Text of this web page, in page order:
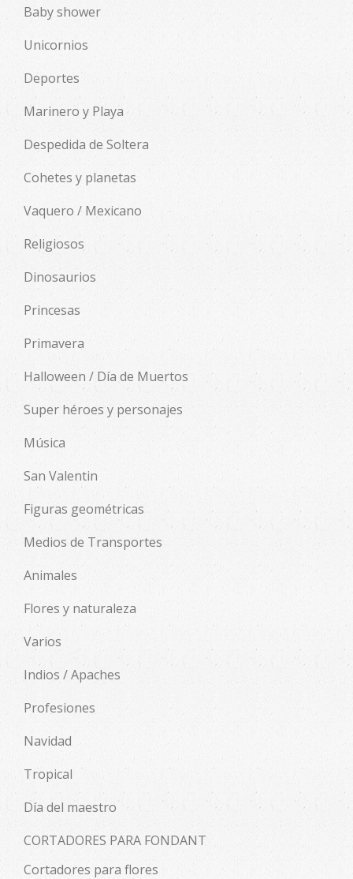
Baby shower
Unicornios
Deportes
Marinero y Playa
Despedida de Soltera
Cohetes y planetas
Vaquero / Mexicano
Religiosos
Dinosaurios
Princesas
Primavera
Halloween / Día de Muertos
Super héroes y personajes
Música
San Valentin
Figuras geométricas
Medios de Transportes
Animales
Flores y naturaleza
Varios
Indios / Apaches
Profesiones
Navidad
Tropical
Día del maestro
CORTADORES PARA FONDANT
Cortadores para flores